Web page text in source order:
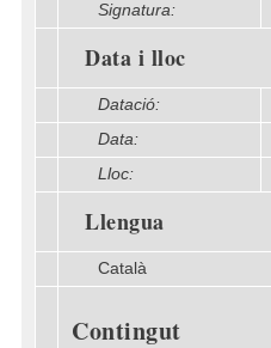
Signatura:
Data i lloc
Datació:
Data:
Lloc:
Llengua
Català
Contingut